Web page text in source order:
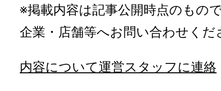
※掲載内容は記事公開時点のもの
企業・店舗等へお問い合わせくだ
内容について運営スタッフに連絡